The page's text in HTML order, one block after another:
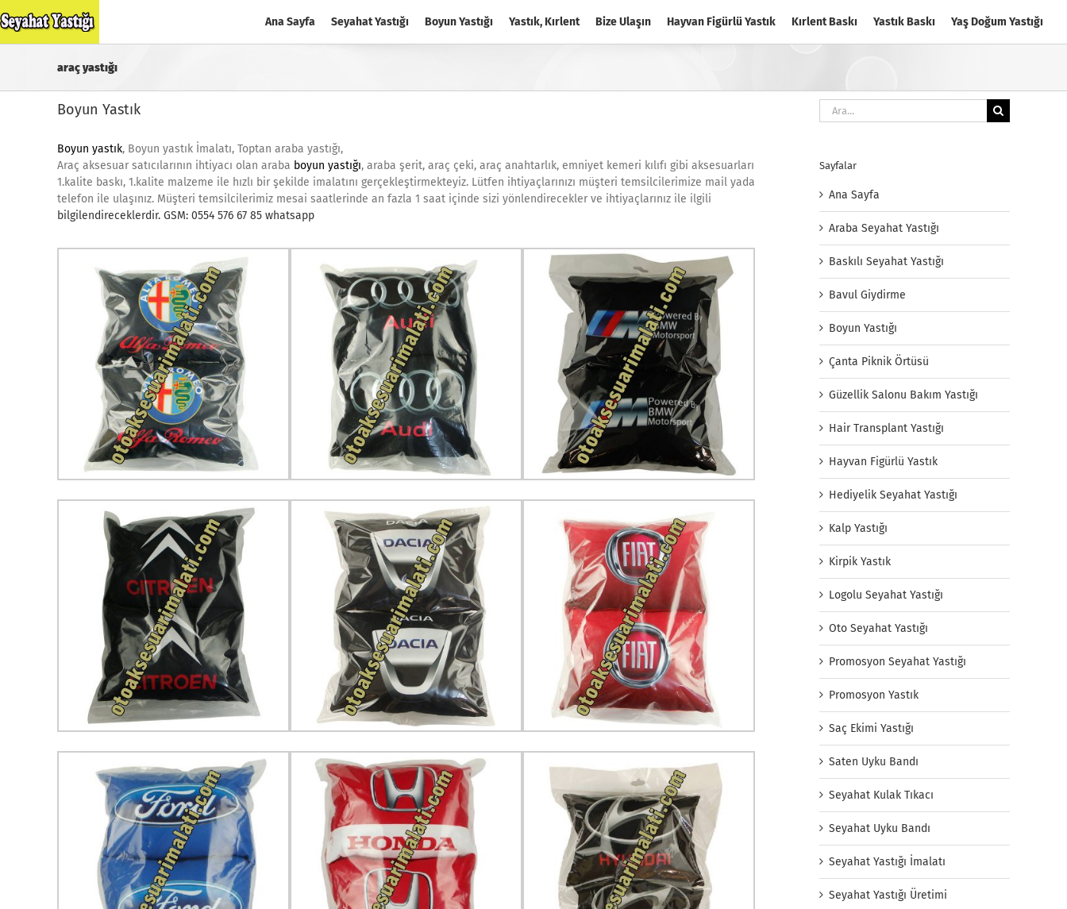
to
content
Ana Sayfa Seyahat Yastığı Boyun Yastığı Yastık, Kırlent Bize Ulaşın Hayvan Figürlü Yastık Kırlent Baskı Yastık Baskı Yaş Doğum Yastığı
araç yastığı
Boyun Yastık
Boyun yastık, Boyun yastık İmalatı, Toptan araba yastığı,
Araç aksesuar satıcılarının ihtiyacı olan araba boyun yastığı, araba şerit, araç çeki, araç anahtarlık, emniyet kemeri kılıfı gibi aksesuarları
1.kalite baskı, 1.kalite malzeme ile hızlı bir şekilde imalatını gerçekleştirmekteyiz. Lütfen ihtiyaçlarınızı müşteri temsilcilerimize mail yada
telefon ile ulaşınız. Müşteri temsilcilerimiz mesai saatlerinde an fazla 1 saat içinde sizi yönlendirecekler ve ihtiyaçlarınız ile ilgili
bilgilendireceklerdir. GSM: 0554 576 67 85 whatsapp
Ara:
Sayfalar
Ana Sayfa
Araba Seyahat Yastığı
Baskılı Seyahat Yastığı
Bavul Giydirme
Boyun Yastığı
Çanta Piknik Örtüsü
Güzellik Salonu Bakım Yastığı
Hair Transplant Yastığı
Hayvan Figürlü Yastık
Hediyelik Seyahat Yastığı
Kalp Yastığı
Kirpik Yastık
Logolu Seyahat Yastığı
Oto Seyahat Yastığı
Promosyon Seyahat Yastığı
Promosyon Yastık
Saç Ekimi Yastığı
Saten Uyku Bandı
Seyahat Kulak Tıkacı
Seyahat Uyku Bandı
Seyahat Yastığı İmalatı
Seyahat Yastığı Üretimi